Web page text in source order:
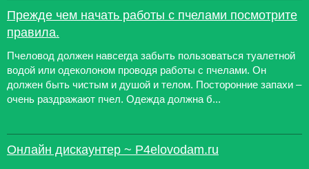
Прежде чем начать работы с пчелами посмотрите
правила.
Пчеловод должен навсегда забыть пользоваться туалетной
водой или одеколоном проводя работы с пчелами. Он
должен быть чистым и душой и телом. Посторонние запахи –
очень раздражают пчел. Одежда должна б...
Онлайн дискаунтер ~ P4elovodam.ru